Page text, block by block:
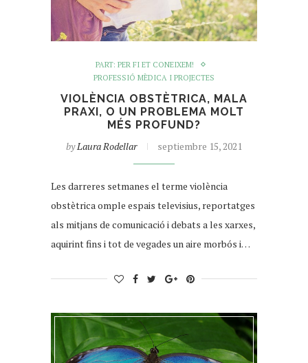
PART: PER FI ET CONEIXEM!
PROFESSIÓ MÈDICA I PROJECTES
VIOLÈNCIA OBSTÈTRICA, MALA
PRAXI, O UN PROBLEMA MOLT
MÉS PROFUND?
byLaura Rodellar septiembre 15, 2021
Les darreres setmanes el terme violència
obstètrica omple espais televisius, reportatges
als mitjans de comunicació i debats a les xarxes,
aquirint fins i tot de vegades un aire morbós i…